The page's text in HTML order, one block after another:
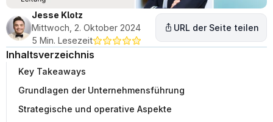
Jesse Klotz
Mittwoch, 2. Oktober 2024
5 Min. Lesezeit
URL der Seite teilen
Inhaltsverzeichnis
Key Takeaways
Grundlagen der Unternehmensführung
Strategische und operative Aspekte